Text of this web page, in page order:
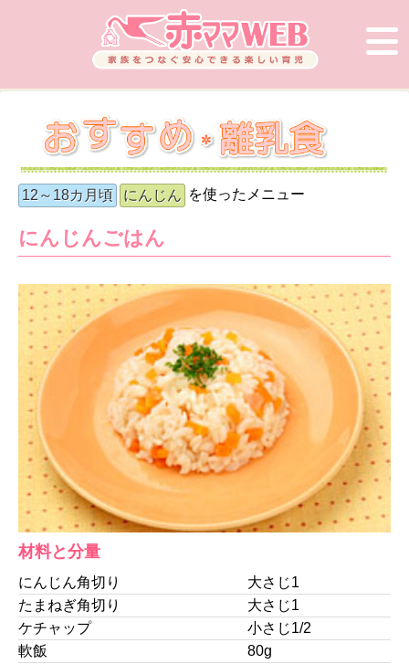
12～18カ月頃 にんじん を使ったメニュー
にんじんごはん
材料と分量
にんじん角切り
大さじ1
たまねぎ角切り
大さじ1
ケチャップ
小さじ1/2
軟飯
80g